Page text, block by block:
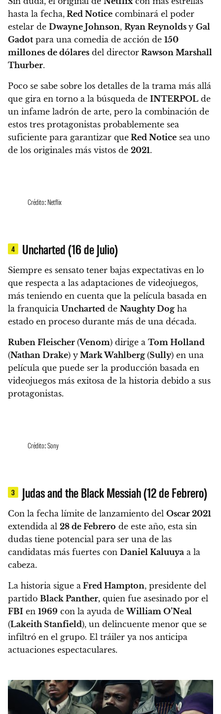
hasta la fecha, Red Notice combinará el poder
estelar de Dwayne Johnson, Ryan Reynolds y Gal
Gadot para una comedia de acción de 150
millones de dólares del director Rawson Marshall
Thurber.
Poco se sabe sobre los detalles de la trama más allá
que gira en torno a la búsqueda de INTERPOL de
un infame ladrón de arte, pero la combinación de
estos tres protagonistas probablemente sea
suficiente para garantizar que Red Notice sea uno
de los originales más vistos de 2021.
Crédito: Netflix
4 Uncharted (16 de Julio)
Siempre es sensato tener bajas expectativas en lo
que respecta a las adaptaciones de videojuegos,
más teniendo en cuenta que la película basada en
la franquicia Uncharted de Naughty Dog ha
estado en proceso durante más de una década.
Ruben Fleischer (Venom) dirige a Tom Holland
(Nathan Drake) y Mark Wahlberg (Sully) en una
película que puede ser la producción basada en
videojuegos más exitosa de la historia debido a sus
protagonistas.
Crédito: Sony
3 Judas and the Black Messiah (12 de Febrero)
Con la fecha límite de lanzamiento del Oscar 2021
extendida al 28 de Febrero de este año, esta sin
dudas tiene potencial para ser una de las
candidatas más fuertes con Daniel Kaluuya a la
cabeza.
La historia sigue a Fred Hampton, presidente del
partido Black Panther, quien fue asesinado por el
FBI en 1969 con la ayuda deWilliam O’Neal
(Lakeith Stanfield), un delincuente menor que se
infiltró en el grupo. El tráiler ya nos anticipa
actuaciones espectaculares.